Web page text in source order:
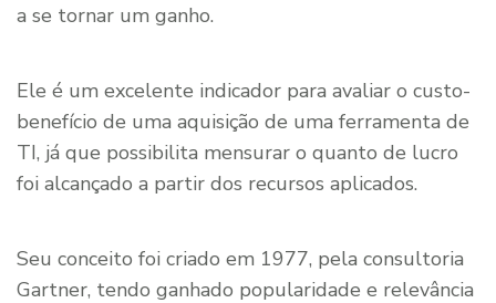
a se tornar um ganho.
Ele é um excelente indicador para avaliar o custo-
benefício de uma aquisição de uma ferramenta de
TI, já que possibilita mensurar o quanto de lucro
foi alcançado a partir dos recursos aplicados.
Seu conceito foi criado em 1977, pela consultoria
Gartner, tendo ganhado popularidade e relevância